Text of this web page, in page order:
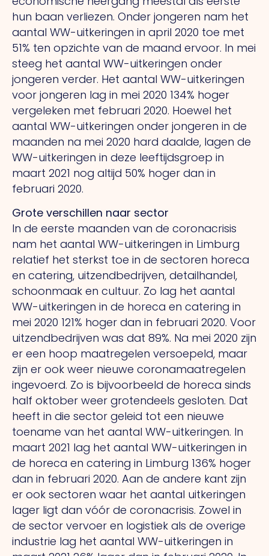
hun baan verliezen. Onder jongeren nam het
aantal WW-uitkeringen in april 2020 toe met
51% ten opzichte van de maand ervoor. In mei
steeg het aantal WW-uitkeringen onder
jongeren verder. Het aantal WW-uitkeringen
voor jongeren lag in mei 2020 134% hoger
vergeleken met februari 2020. Hoewel het
aantal WW-uitkeringen onder jongeren in de
maanden na mei 2020 hard daalde, lagen de
WW-uitkeringen in deze leeftijdsgroep in
maart 2021 nog altijd 50% hoger dan in
februari 2020.
Grote verschillen naar sector
In de eerste maanden van de coronacrisis
nam het aantal WW-uitkeringen in Limburg
relatief het sterkst toe in de sectoren horeca
en catering, uitzendbedrijven, detailhandel,
schoonmaak en cultuur. Zo lag het aantal
WW-uitkeringen in de horeca en catering in
mei 2020 121% hoger dan in februari 2020. Voor
uitzendbedrijven was dat 89%. Na mei 2020 zijn
er een hoop maatregelen versoepeld, maar
zijn er ook weer nieuwe coronamaatregelen
ingevoerd. Zo is bijvoorbeeld de horeca sinds
half oktober weer grotendeels gesloten. Dat
heeft in die sector geleid tot een nieuwe
toename van het aantal WW-uitkeringen. In
maart 2021 lag het aantal WW-uitkeringen in
de horeca en catering in Limburg 136% hoger
dan in februari 2020. Aan de andere kant zijn
er ook sectoren waar het aantal uitkeringen
lager ligt dan vóór de coronacrisis. Zowel in
de sector vervoer en logistiek als de overige
industrie lag het aantal WW-uitkeringen in